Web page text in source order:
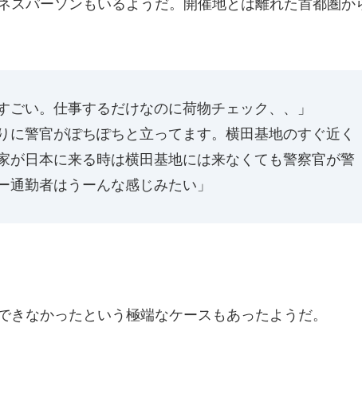
スパーソンもいるようだ。開催地とは離れた首都圏か
ごい。仕事するだけなのに荷物チェック、、」
に警官がぽちぽちと立ってます。横田基地のすぐ近く
が日本に来る時は横田基地には来なくても警察官が警
通勤者はうーんな感じみたい」
なかったという極端なケースもあったようだ。